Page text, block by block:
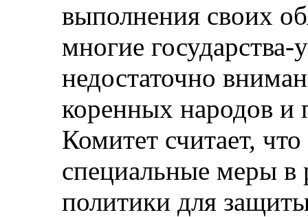
выполнения своих
многие
недостаточно
коренных народов
Комитет считает,
специальные меры в
политики для